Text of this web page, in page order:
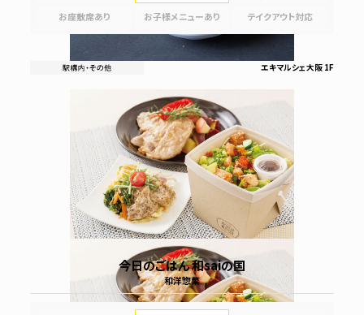
お座敷席あり
お子様メニューあり テイクアウト対応
エキマルシェ大阪 1F
今日のごはん 和saiの国
和洋惣菜